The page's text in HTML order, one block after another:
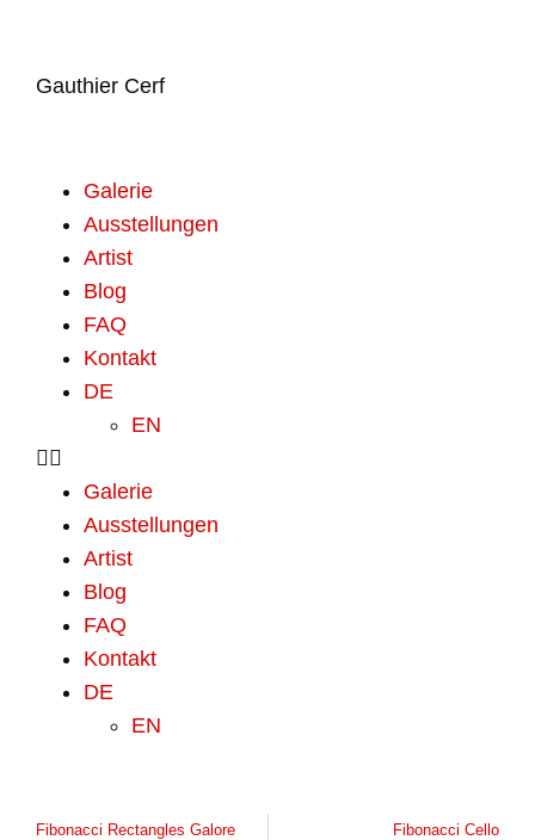
Gauthier Cerf
Galerie
Ausstellungen
Artist
Blog
FAQ
Kontakt
DE
EN
Galerie
Ausstellungen
Artist
Blog
FAQ
Kontakt
DE
EN
Fibonacci Rectangles Galore Fibonacci Cello